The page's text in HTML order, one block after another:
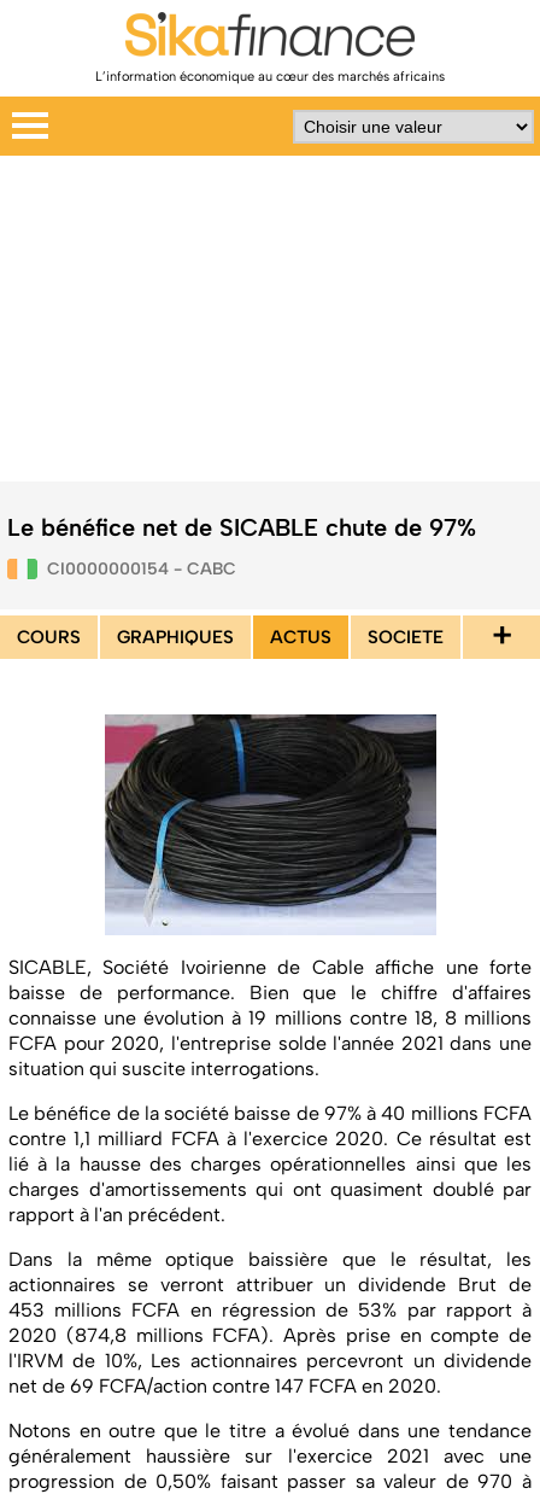
L’information économique au cœur des marchés africains
Le bénéfice net de SICABLE chute de 97%
CI0000000154 - CABC
COURS GRAPHIQUES ACTUS SOCIETE +
SICABLE, Société Ivoirienne de Cable affiche une forte
baisse de performance. Bien que le chiffre d'affaires
connaisse une évolution à 19 millions contre 18, 8 millions
FCFA pour 2020, l'entreprise solde l'année 2021 dans une
situation qui suscite interrogations.
Le bénéfice de la société baisse de 97% à 40 millions FCFA
contre 1,1 milliard FCFA à l'exercice 2020. Ce résultat est
lié à la hausse des charges opérationnelles ainsi que les
charges d'amortissements qui ont quasiment doublé par
rapport à l'an précédent.
Dans la même optique baissière que le résultat, les
actionnaires se verront attribuer un dividende Brut de
453 millions FCFA en régression de 53% par rapport à
2020 (874,8 millions FCFA). Après prise en compte de
l'IRVM de 10%, Les actionnaires percevront un dividende
net de 69 FCFA/action contre 147 FCFA en 2020.
Notons en outre que le titre a évolué dans une tendance
généralement haussière sur l'exercice 2021 avec une
progression de 0,50% faisant passer sa valeur de 970 à